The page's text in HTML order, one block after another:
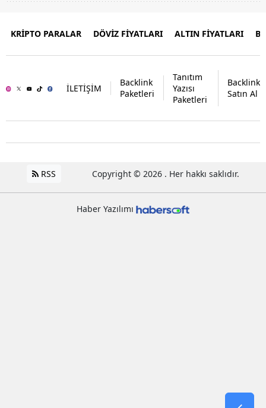
KRİPTO PARALAR DÖVİZ FİYATLARI ALTIN FİYATLARI
İLETİŞİM
Backlink
Paketleri
Tanıtım
Yazısı
Paketleri
Backlink
Satın Al
RSS Copyright © 2026 . Her hakkı saklıdır.
Haber Yazılımı